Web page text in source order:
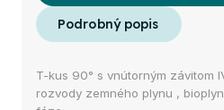
T-kus 90° s vnútorným závitom
rozvody zemného plynu ,